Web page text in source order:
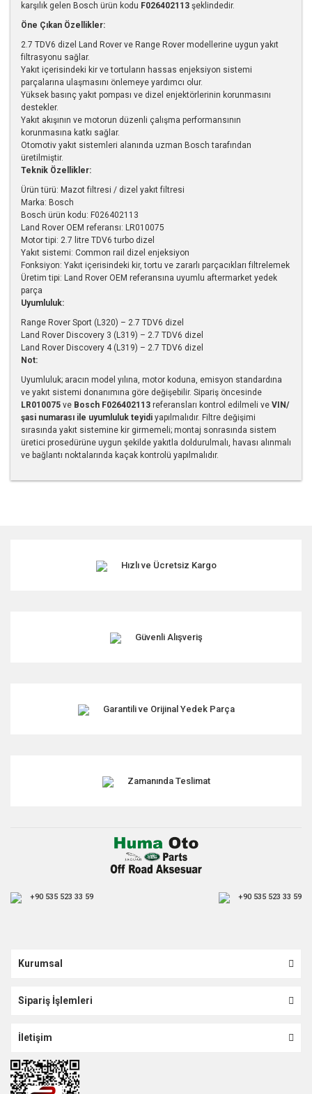
karşılık gelen Bosch ürün kodu F026402113 şeklindedir.
Öne Çıkan Özellikler:
2.7 TDV6 dizel Land Rover ve Range Rover modellerine uygun yakıt
filtrasyonu sağlar.
Yakıt içerisindeki kir ve tortuların hassas enjeksiyon sistemi
parçalarına ulaşmasını önlemeye yardımcı olur.
Yüksek basınç yakıt pompası ve dizel enjektörlerinin korunmasını
destekler.
Yakıt akışının ve motorun düzenli çalışma performansının
korunmasına katkı sağlar.
Otomotiv yakıt sistemleri alanında uzman Bosch tarafından
üretilmiştir.
Teknik Özellikler:
Ürün türü: Mazot filtresi / dizel yakıt filtresi
Marka: Bosch
Bosch ürün kodu: F026402113
Land Rover OEM referansı: LR010075
Motor tipi: 2.7 litre TDV6 turbo dizel
Yakıt sistemi: Common rail dizel enjeksiyon
Fonksiyon: Yakıt içerisindeki kir, tortu ve zararlı parçacıkları filtrelemek
Üretim tipi: Land Rover OEM referansına uyumlu aftermarket yedek
parça
Uyumluluk:
Range Rover Sport (L320) – 2.7 TDV6 dizel
Land Rover Discovery 3 (L319) – 2.7 TDV6 dizel
Land Rover Discovery 4 (L319) – 2.7 TDV6 dizel
Not:
Uyumluluk; aracın model yılına, motor koduna, emisyon standardına
ve yakıt sistemi donanımına göre değişebilir. Sipariş öncesinde
LR010075 ve Bosch F026402113 referansları kontrol edilmeli ve VIN/
şasi numarası ile uyumluluk teyidi yapılmalıdır. Filtre değişimi
sırasında yakıt sistemine kir girmemeli; montaj sonrasında sistem
üretici prosedürüne uygun şekilde yakıtla doldurulmalı, havası alınmalı
ve bağlantı noktalarında kaçak kontrolü yapılmalıdır.
Ürün resmi kalitesiz, bozuk veya görüntülenemiyor.
Ürün fiyatı diğer sitelerden daha pahalı.
Hızlı ve Ücretsiz Kargo
Güvenli Alışveriş
Garantili ve Orijinal Yedek Parça
Zamanında Teslimat
+90 535 523 33 59 +90 535 523 33 59
Kurumsal
Sipariş İşlemleri
İletişim